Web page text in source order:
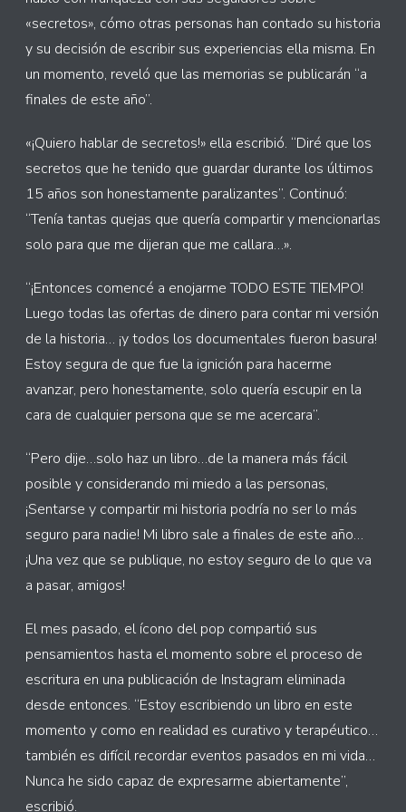
«secretos», cómo otras personas han contado su historia
y su decisión de escribir sus experiencias ella misma. En
un momento, reveló que las memorias se publicarán “a
finales de este año”.
«¡Quiero hablar de secretos!» ella escribió. “Diré que los
secretos que he tenido que guardar durante los últimos
15 años son honestamente paralizantes”. Continuó:
“Tenía tantas quejas que quería compartir y mencionarlas
solo para que me dijeran que me callara…».
“¡Entonces comencé a enojarme TODO ESTE TIEMPO!
Luego todas las ofertas de dinero para contar mi versión
de la historia… ¡y todos los documentales fueron basura!
Estoy segura de que fue la ignición para hacerme
avanzar, pero honestamente, solo quería escupir en la
cara de cualquier persona que se me acercara”.
“Pero dije…solo haz un libro…de la manera más fácil
posible y considerando mi miedo a las personas,
¡Sentarse y compartir mi historia podría no ser lo más
seguro para nadie! Mi libro sale a finales de este año…
¡Una vez que se publique, no estoy seguro de lo que va
a pasar, amigos!
El mes pasado, el ícono del pop compartió sus
pensamientos hasta el momento sobre el proceso de
escritura en una publicación de Instagram eliminada
desde entonces. “Estoy escribiendo un libro en este
momento y como en realidad es curativo y terapéutico…
también es difícil recordar eventos pasados en mi vida…
Nunca he sido capaz de expresarme abiertamente”,
escribió.